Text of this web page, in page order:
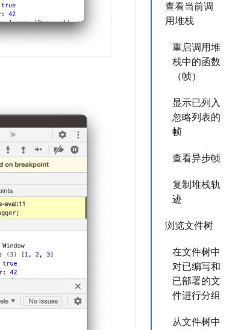
查看当前调
用堆栈
重启调用堆
栈中的函数
（帧）
显示已列入
忽略列表的
帧
查看异步帧
复制堆栈轨
迹
浏览文件树
在文件树中
对已编写和
已部署的文
件进行分组
从文件树中